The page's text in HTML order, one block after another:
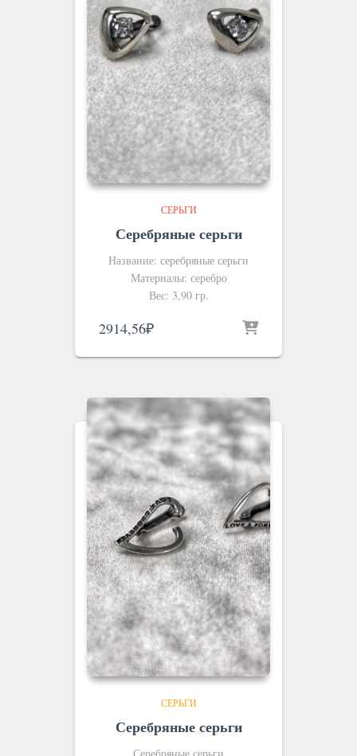
СЕРЬГИ
Серебряные серьги
Название: серебряные серьги
Материалы: серебро
Вес: 3,90 гр.
2914,56₽
СЕРЬГИ
Серебряные серьги